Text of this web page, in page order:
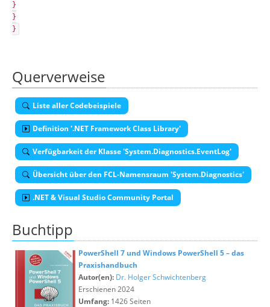
}
}
}
Querverweise
Liste aller Codebeispiele
Definition '.NET Framework Class Library'
Verfügbarkeit der Klasse 'System.Diagnostics.EventLog'
Übersicht über den FCL-Namensraum 'System.Diagnostics'
.NET & Visual Studio Community Portal
Buchtipp
PowerShell 7 und Windows PowerShell 5 – das
Praxishandbuch
Autor(en): Dr. Holger Schwichtenberg
Erschienen 2024
Umfang: 1426 Seiten